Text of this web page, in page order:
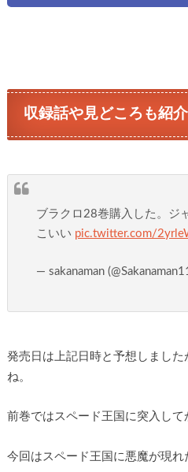
収録話や見どころも紹介
ブラクロ28巻購入した。ジ
こいい pic.twitter.com/
— sakanaman
発売日は上記日時と予想しまし
ね。
前巻ではスペード王国に突入して
今回はスペード王国に悪魔が現れ